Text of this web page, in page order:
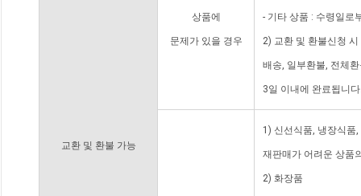
교환 및 환불 가능
상품에
문제가 있을 경우
- 기타 상품 : 수령일로
2) 교환 및 환불신청
배송, 일부환불, 전체
3일 이내에 완료됩니
1) 신선식품, 냉장식품
재판매가 어려운 상품
2) 화장품